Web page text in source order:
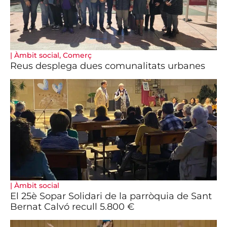
| Àmbit social, Comerç
Reus desplega dues comunalitats urbanes
| Àmbit social
El 25è Sopar Solidari de la parròquia de Sant
Bernat Calvó recull 5.800 €